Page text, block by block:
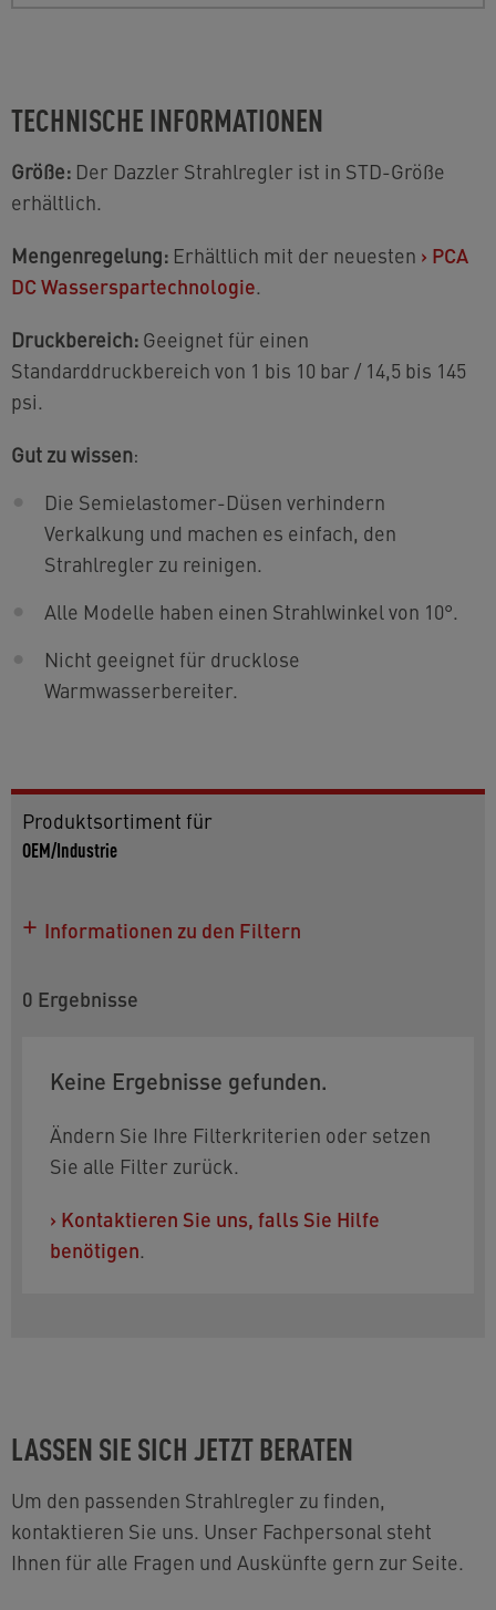
TECHNISCHE INFORMATIONEN
Größe: Der Dazzler Strahlregler ist in STD-Größe
erhältlich.
Mengenregelung: Erhältlich mit der neuesten › PCA
DC Wasserspartechnologie.
Druckbereich: Geeignet für einen
Standarddruckbereich von 1 bis 10 bar / 14,5 bis 145
psi.
Gut zu wissen:
Die Semielastomer-Düsen verhindern
Verkalkung und machen es einfach, den
Strahlregler zu reinigen.
Alle Modelle haben einen Strahlwinkel von 10°.
Nicht geeignet für drucklose
Warmwasserbereiter.
Produktsortiment für
OEM/Industrie
Informationen zu den Filtern
den Modellen sowie für Informationen zu
können Sie die folgenden Filter verwenden:
zwischen Innenteil und Komplettstrahlregler.
PCA DC Durchflussmengen
Größe:
0 Ergebnisse
Keine Ergebnisse gefunden.
Ändern Sie Ihre Filterkriterien oder setzen
Sie alle Filter zurück.
› Kontaktieren Sie uns, falls Sie Hilfe
benötigen.
LASSEN SIE SICH JETZT BERATEN
Um den passenden Strahlregler zu finden,
kontaktieren Sie uns. Unser Fachpersonal steht
Ihnen für alle Fragen und Auskünfte gern zur Seite.